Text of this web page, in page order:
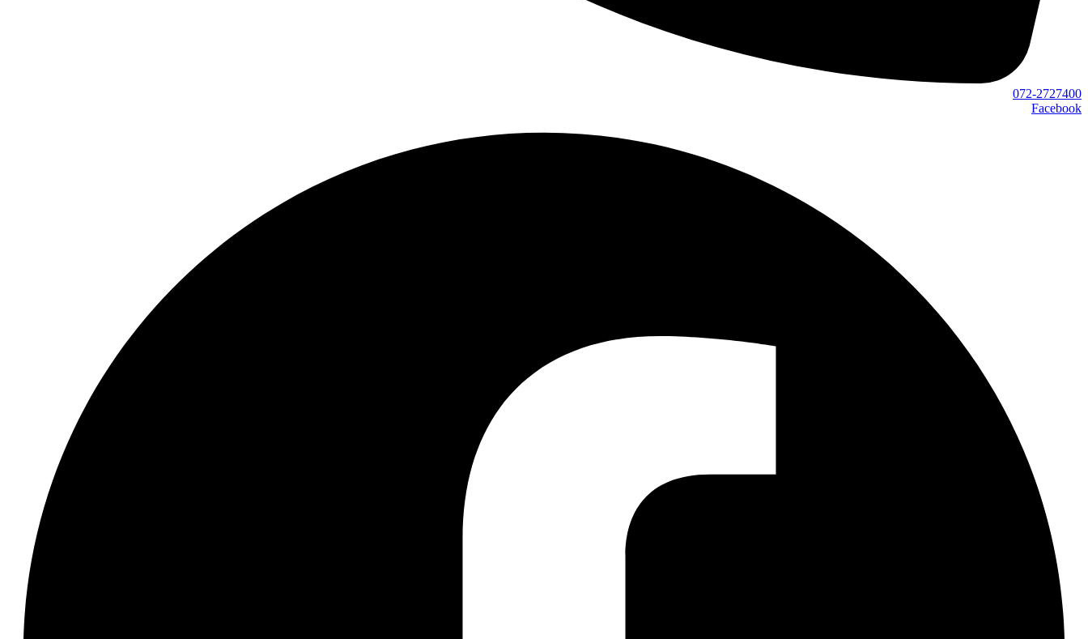
072-2727400
Facebook